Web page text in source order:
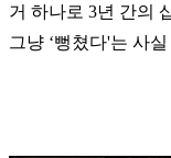
거 하나로 3년 간의
그냥 ‘뻥쳤다'는 사